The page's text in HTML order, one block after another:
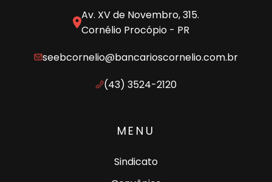
Av. XV de Novembro, 315.
Cornélio Procópio - PR
seebcornelio@bancarioscornelio.com.br
(43) 3524-2120
MENU
Sindicato